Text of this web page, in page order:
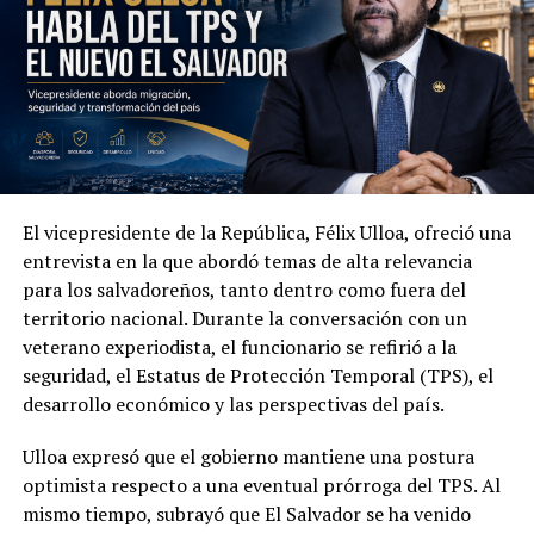
Además de la seguridad, las autoridades abordaron la
cooperación económica, comercial y tecnológica. Ambas
partes acordaron impulsar la creación de un Consejo
Binacional Empresarial orientado a promover el
comercio, la inversión y nuevas oportunidades de
desarrollo entre Colombia y El Salvador.
inteligencia artificial y transformación digital. Entre las
iniciativas mencionadas figuran la plataforma DoctorSV,
el acuerdo estratégico con Google Cloud y la
El vicepresidente de la República, Félix Ulloa, ofreció una
entrevista en la que abordó temas de alta relevancia
para los salvadoreños, tanto dentro como fuera del
territorio nacional. Durante la conversación con un
veterano experiodista, el funcionario se refirió a la
seguridad, el Estatus de Protección Temporal (TPS), el
desarrollo económico y las perspectivas del país.
Ulloa expresó que el gobierno mantiene una postura
optimista respecto a una eventual prórroga del TPS. Al
mismo tiempo, subrayó que El Salvador se ha venido